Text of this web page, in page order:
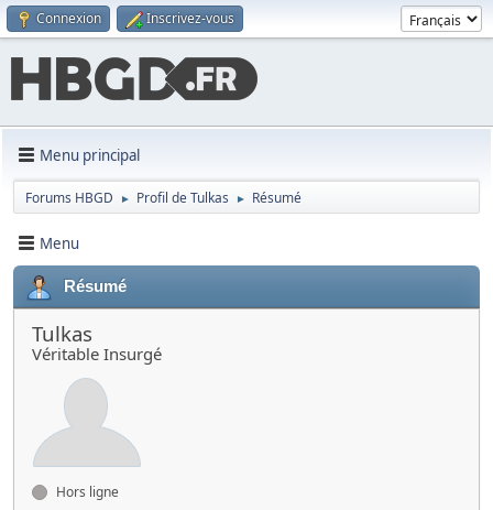
Connexion Inscrivez-vous
Menu principal
Forums HBGD ► Profil de Tulkas ► Résumé
Menu
Résumé
Tulkas
Véritable Insurgé
Hors ligne